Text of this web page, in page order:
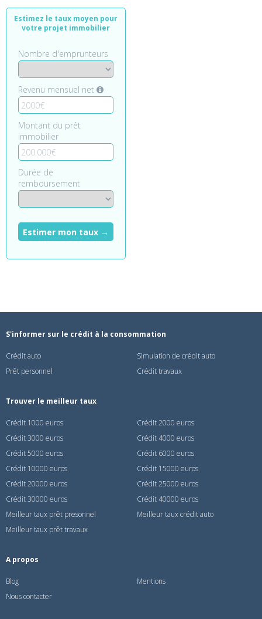
Estimez le taux moyen pour
votre projet immobilier
Nombre d'emprunteurs
Revenu mensuel net
Montant du prêt
immobilier
Durée de
remboursement
Estimer mon taux →
S'informer sur le crédit à la consommation
Crédit auto
Simulation de crédit auto
Prêt personnel
Crédit travaux
Trouver le meilleur taux
Crédit 1000 euros
Crédit 2000 euros
Crédit 3000 euros
Crédit 4000 euros
Crédit 5000 euros
Crédit 6000 euros
Crédit 10000 euros
Crédit 15000 euros
Crédit 20000 euros
Crédit 25000 euros
Crédit 30000 euros
Crédit 40000 euros
Meilleur taux prêt presonnel
Meilleur taux crédit auto
Meilleur taux prêt travaux
A propos
Blog
Mentions
Nous contacter